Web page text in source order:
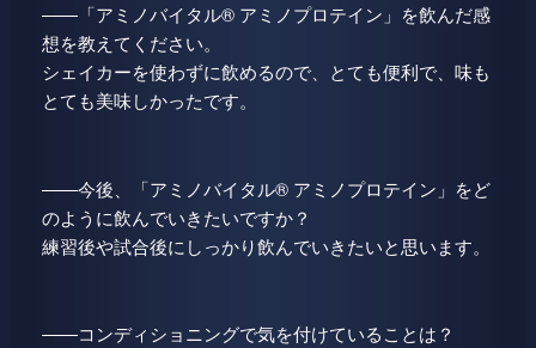
――「アミノバイタル® アミノプロテイン」を飲んだ感
想を教えてください。
シェイカーを使わずに飲めるので、とても便利で、味も
とても美味しかったです。
――今後、「アミノバイタル® アミノプロテイン」をど
のように飲んでいきたいですか？
練習後や試合後にしっかり飲んでいきたいと思います。
――コンディショニングで気を付けていることは？